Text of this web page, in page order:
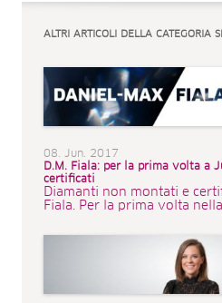
ALTRI ARTICOLI DELLA CATEGORIA
08. Jun. 2017
D.M. Fiala: per la prima volta a
certificati
Diamanti non montati e
Fiala. Per la prima volta